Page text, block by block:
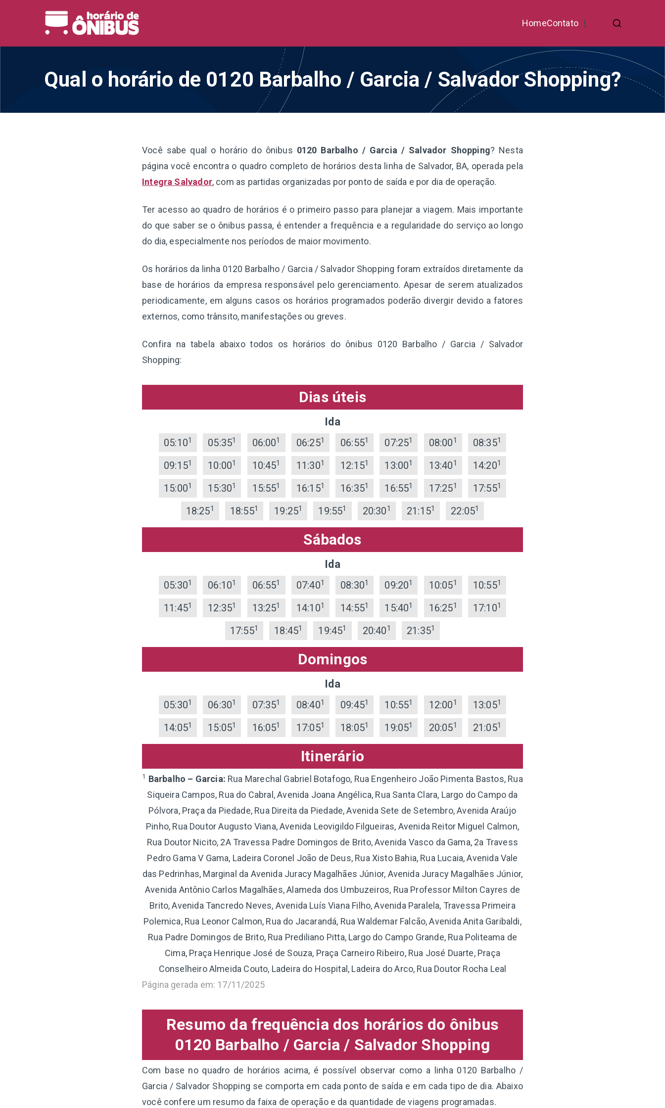
HomeContato
Qual o horário de 0120 Barbalho / Garcia / Salvador Shopping?
Você sabe qual o horário do ônibus 0120 Barbalho / Garcia / Salvador Shopping? Nesta
página você encontra o quadro completo de horários desta linha de Salvador, BA, operada pela
Integra Salvador, com as partidas organizadas por ponto de saída e por dia de operação.
Ter acesso ao quadro de horários é o primeiro passo para planejar a viagem. Mais importante
do que saber se o ônibus passa, é entender a frequência e a regularidade do serviço ao longo
do dia, especialmente nos períodos de maior movimento.
Os horários da linha 0120 Barbalho / Garcia / Salvador Shopping foram extraídos diretamente da
base de horários da empresa responsável pelo gerenciamento. Apesar de serem atualizados
periodicamente, em alguns casos os horários programados poderão divergir devido a fatores
externos, como trânsito, manifestações ou greves.
Confira na tabela abaixo todos os horários do ônibus 0120 Barbalho / Garcia / Salvador
Shopping:
Dias úteis
Ida
05:101 05:351 06:001 06:251 06:551 07:251 08:001 08:351
09:151 10:001 10:451 11:301 12:151 13:001 13:401 14:201
15:001 15:301 15:551 16:151 16:351 16:551 17:251 17:551
18:251 18:551 19:251 19:551 20:301 21:151 22:051
Sábados
Ida
05:301 06:101 06:551 07:401 08:301 09:201 10:051 10:551
11:451 12:351 13:251 14:101 14:551 15:401 16:251 17:101
17:551 18:451 19:451 20:401 21:351
Domingos
Ida
05:301 06:301 07:351 08:401 09:451 10:551 12:001 13:051
14:051 15:051 16:051 17:051 18:051 19:051 20:051 21:051
Itinerário
1 Barbalho – Garcia: Rua Marechal Gabriel Botafogo, Rua Engenheiro João Pimenta Bastos, Rua
Siqueira Campos, Rua do Cabral, Avenida Joana Angélica, Rua Santa Clara, Largo do Campo da
Pólvora, Praça da Piedade, Rua Direita da Piedade, Avenida Sete de Setembro, Avenida Araújo
Pinho, Rua Doutor Augusto Viana, Avenida Leovigildo Filgueiras, Avenida Reitor Miguel Calmon,
Rua Doutor Nicito, 2A Travessa Padre Domingos de Brito, Avenida Vasco da Gama, 2a Travess
Pedro Gama V Gama, Ladeira Coronel João de Deus, Rua Xisto Bahia, Rua Lucaia, Avenida Vale
das Pedrinhas, Marginal da Avenida Juracy Magalhães Júnior, Avenida Juracy Magalhães Júnior,
Avenida Antônio Carlos Magalhães, Alameda dos Umbuzeiros, Rua Professor Milton Cayres de
Brito, Avenida Tancredo Neves, Avenida Luís Viana Filho, Avenida Paralela, Travessa Primeira
Polemica, Rua Leonor Calmon, Rua do Jacarandá, Rua Waldemar Falcão, Avenida Anita Garibaldi,
Rua Padre Domingos de Brito, Rua Prediliano Pitta, Largo do Campo Grande, Rua Politeama de
Cima, Praça Henrique José de Souza, Praça Carneiro Ribeiro, Rua José Duarte, Praça
Conselheiro Almeida Couto, Ladeira do Hospital, Ladeira do Arco, Rua Doutor Rocha Leal
Página gerada em: 17/11/2025
Resumo da frequência dos horários do ônibus
0120 Barbalho / Garcia / Salvador Shopping
Com base no quadro de horários acima, é possível observar como a linha 0120 Barbalho /
Garcia / Salvador Shopping se comporta em cada ponto de saída e em cada tipo de dia. Abaixo
você confere um resumo da faixa de operação e da quantidade de viagens programadas.